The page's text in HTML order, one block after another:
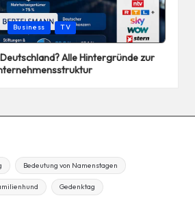
Business TV
Alle Hintergründe zur
Bedeutung von Namenstagen
Gedenktag